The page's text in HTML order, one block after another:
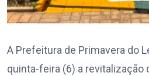
A Prefeitura de Primavera do
quinta-feira (6) a revitalização